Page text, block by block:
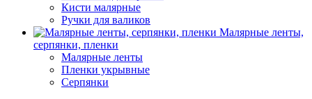
Кисти малярные
Ручки для валиков
Малярные ленты,
серпянки, пленки
Малярные ленты
Пленки укрывные
Серпянки